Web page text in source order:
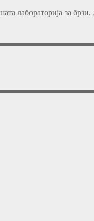
лабораторија за